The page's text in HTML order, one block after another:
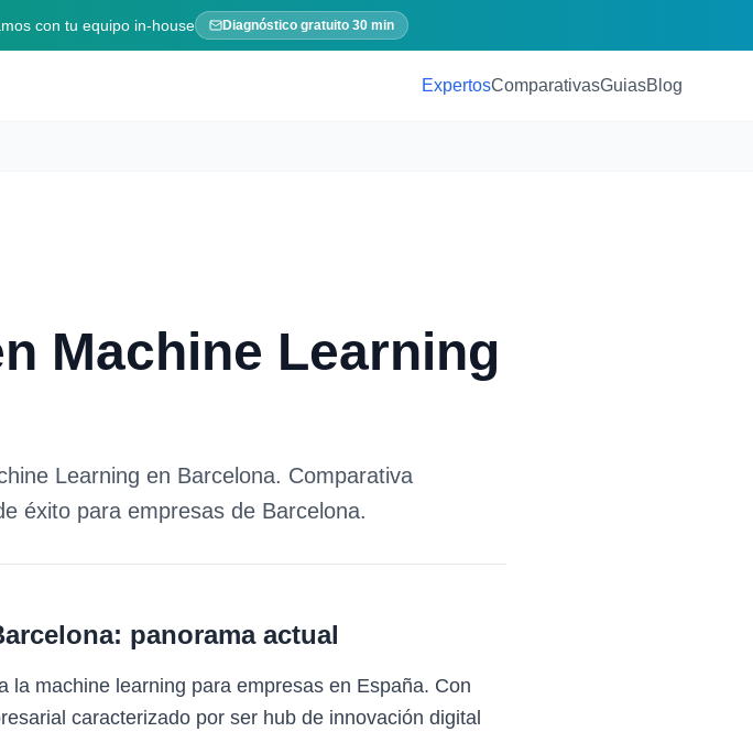
con tu equipo in-house Diagnóstico gratuito 30 min
ExpertosComparativasGuiasBlog
Machine Learning
Learning en Barcelona. Comparativa
éxito para empresas de Barcelona.
: panorama actual
machine learning para empresas en España. Con
caracterizado por ser hub de innovación digital